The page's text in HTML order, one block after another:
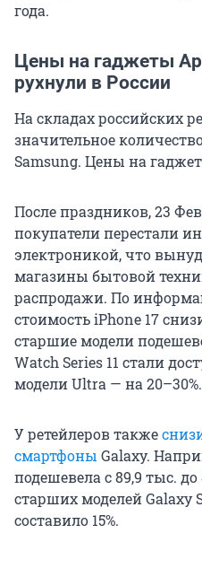
года.
Цены на гаджеты
рухнули в России
На складах российских
значительное
Samsung. Цены на
После праздников, 23
покупатели перестали
электроникой, что
магазины бытовой
распродажи. По
стоимостьiPhone 17
старшие модели
Watch Series 11 стали
модели Ultra — на20–30%.
У ретейлеров также
смартфоны Galaxy.
подешевела с89,9 тыс. до
старших моделей Galaxy
составило 15%.